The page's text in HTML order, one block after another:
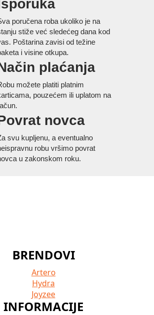
poručena roba ukoliko je na
stiže već sledećeg dana kod
Poštarina zavisi od težine
i visine otkupa.
plaćanja
možete platiti platnim
pouzećem ili uplatom na
novca
svu kupljenu, a eventualno
robu vršimo povrat
u zakonskom roku.
BRENDOVI
Artero
Hydra
Joyzee
INFORMACIJE